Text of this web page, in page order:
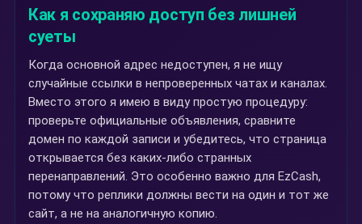
Как я сохраняю доступ без лишней
суеты
Когда основной адрес недоступен, я не ищу
случайные ссылки в непроверенных чатах и каналах.
Вместо этого я имею в виду простую процедуру:
проверьте официальные объявления, сравните
домен по каждой записи и убедитесь, что страница
открывается без каких-либо странных
перенаправлений. Это особенно важно для EzCash,
потому что реплики должны вести на один и тот же
сайт, а не на аналогичную копию.